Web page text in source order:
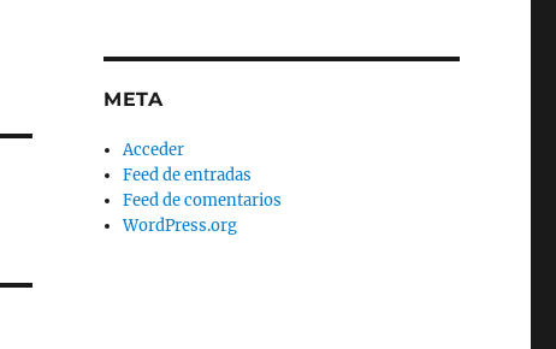
META
Acceder
Feed de entradas
Feed de comentarios
WordPress.org